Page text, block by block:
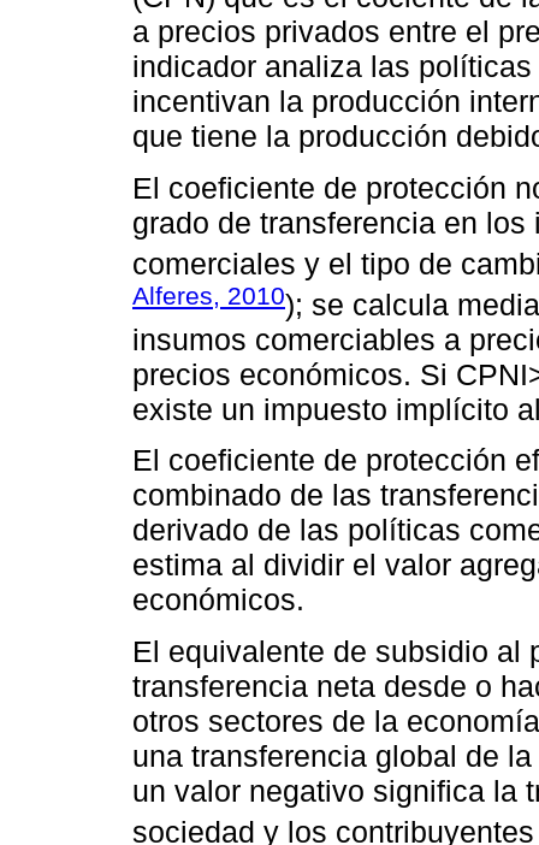
a precios privados entre el
indicador analiza las
incentivan la producción
que tiene la producción
El coeficiente de protección
grado de transferencia en
comerciales y el tipo de
Alferes, 2010); se calcula
insumos comerciables a
precios económicos. Si
existe un impuesto implícito
El coeficiente de protección
combinado de las
derivado de las políticas
estima al dividir el valor
económicos.
El equivalente de subsidio al
transferencia neta desde o
otros sectores de la
una transferencia global de
un valor negativo significa la
sociedad y los